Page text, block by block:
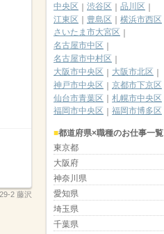
2 藤沢
中央区
渋谷区
品川区
江東区
豊島区
横浜市西区
さいたま市大宮区
名古屋市中区
名古屋市中村区
大阪市中央区
大阪市北区
神戸市中央区
京都市下京区
仙台市青葉区
札幌市中央区
福岡市中央区
福岡市博多区
都道府県×職種のお仕事一覧
東京都
大阪府
神奈川県
愛知県
埼玉県
千葉県